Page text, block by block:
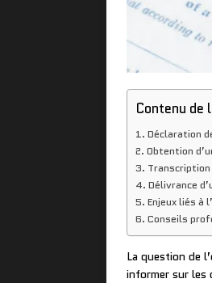
Contenu de
Déclaration
Obtention
Délivrance
Enjeux liés à
Conseils
La question de
informer sur les